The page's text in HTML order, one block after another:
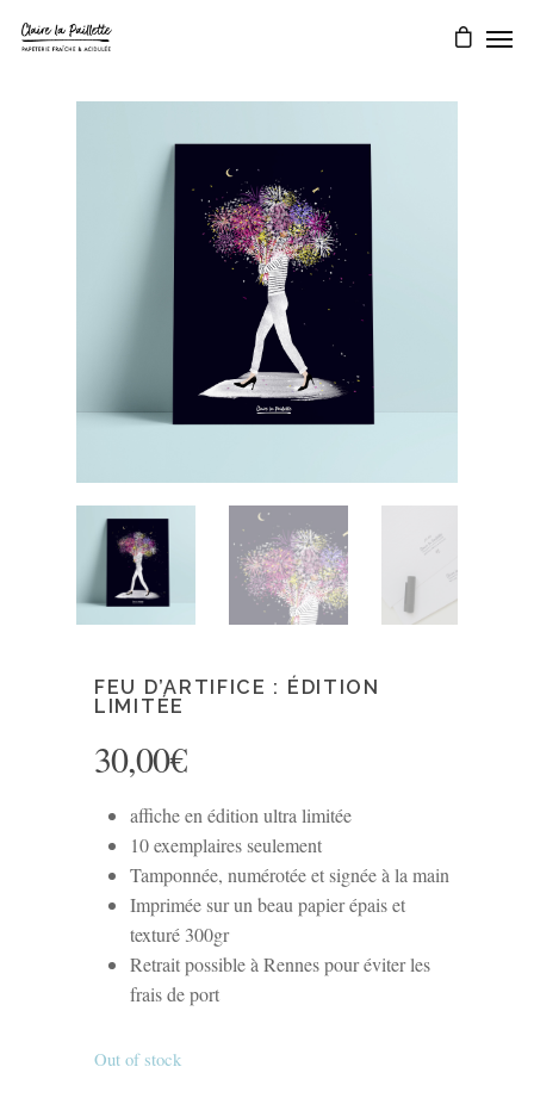
FEU D’ARTIFICE : ÉDITION
LIMITÉE
30,00€
affiche en édition ultra limitée
10 exemplaires seulement
Tamponnée, numérotée et signée à la main
Imprimée sur un beau papier épais et
texturé 300gr
Retrait possible à Rennes pour éviter les
frais de port
Out of stock